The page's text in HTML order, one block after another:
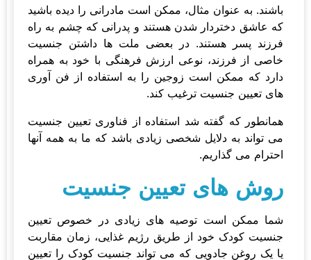
باشند. به عنوان مثال، ممکن است مادرانی را دیده باشید
که عاشق دختردار شدن هستند و پدرانی که چشم به راه
فرزند پسر هستند. در بعضی ملت ها داشتن جنسیت
خاصی از فرزند، نوعی ارزش فرهنگی با خود به همراه
دارد که ممکن است زوجین را به استفاده از فن آوری
های تعیین جنسیت ترغیب کند.
همانطور که گفته شد استفاده از فناوری تعیین جنسیت
می تواند به دلایل شخصی زیادی باشد که ما به همه آنها
احترام می گذاریم.
روش های تعیین جنسیت
شما ممکن است توصیه های زیادی در خصوص تعیین
جنسیت کودک خود از طریق رژیم غذایی، زمان مقاربت
یا یک روغن جادویی که می تواند جنسیت کودک را تعیین